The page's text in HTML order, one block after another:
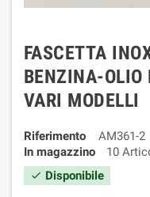
FASCETTA
BENZINA-OLIO
VARI MODELLI
Riferimento
AM361-2
In magazzino
10
check Disponibile